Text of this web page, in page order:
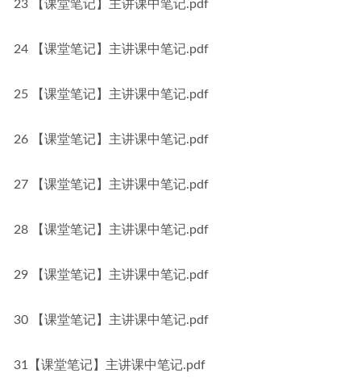
23 【课堂笔记】主讲课中笔记.pdf
24 【课堂笔记】主讲课中笔记.pdf
25 【课堂笔记】主讲课中笔记.pdf
26 【课堂笔记】主讲课中笔记.pdf
27 【课堂笔记】主讲课中笔记.pdf
28 【课堂笔记】主讲课中笔记.pdf
29 【课堂笔记】主讲课中笔记.pdf
30 【课堂笔记】主讲课中笔记.pdf
31【课堂笔记】主讲课中笔记.pdf